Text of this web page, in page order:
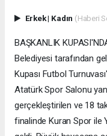
Erkek| Kadın (Haberi
BAŞKANLIK
Belediyesi tarafından
Kupası Futbol
Atatürk Spor Salonu
gerçekleştirilen ve 18
finalinde Kuran Spor ile